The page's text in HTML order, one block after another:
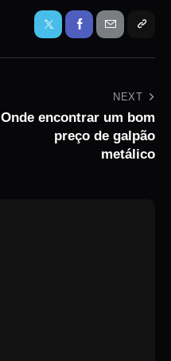
NEXT
Onde encontrar um bom
preço de galpão
metálico